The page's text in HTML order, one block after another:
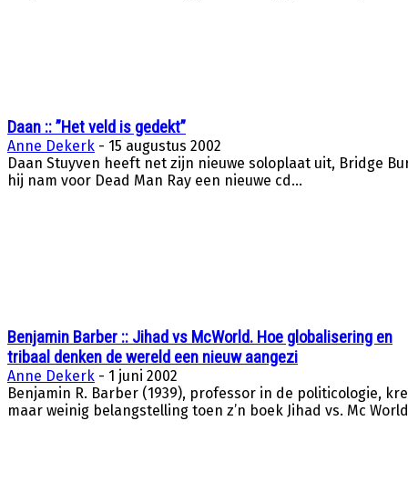
Daan :: ”Het veld is gedekt”
Anne Dekerk - 15 augustus 2002
Daan Stuyven heeft net zijn nieuwe soloplaat uit, Bridge
hij nam voor Dead Man Ray een nieuwe cd...
Benjamin Barber :: Jihad vs McWorld. Hoe globalisering en
tribaal denken de wereld een nieuw aangezi
Anne Dekerk - 1 juni 2002
Benjamin R. Barber (1939), professor in de politicologie,
maar weinig belangstelling toen z’n boek Jihad vs. Mc